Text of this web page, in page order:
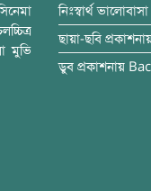
মুভি
নিঃস্বার্থ ভালোবাসা
ছায়া-ছবি
ডুব প্রকাশনায়